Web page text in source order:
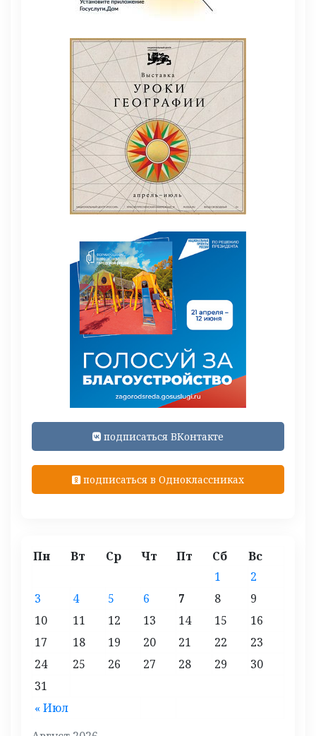
подписаться ВКонтакте
подписаться в Одноклассниках
Пн Вт Ср Чт Пт Сб Вс
« Июл
1
2
3
4 5 6 7 8
9
10
11 12 13 14 15
16
17
18 19 20 21 22
23
24
25 26 27 28 29
30
31